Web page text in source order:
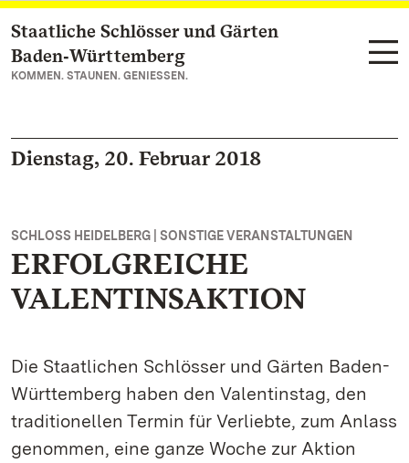
Zum Hauptinhalt springen
Staatliche Schlösser und Gärten
Baden‑Württemberg
KOMMEN. STAUNEN. GENIESSEN.
Dienstag, 20. Februar 2018
SCHLOSS HEIDELBERG | SONSTIGE VERANSTALTUNGEN
ERFOLGREICHE
VALENTINSAKTION
Die Staatlichen Schlösser und Gärten Baden-
Württemberg haben den Valentinstag, den
traditionellen Termin für Verliebte, zum Anlass
genommen, eine ganze Woche zur Aktion